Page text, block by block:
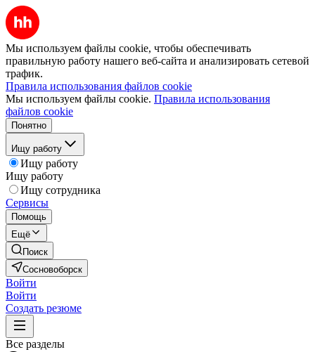
Мы используем файлы cookie, чтобы обеспечивать
правильную работу нашего веб-сайта и анализировать сетевой
трафик.
Правила использования файлов cookie
Мы используем файлы cookie. Правила использования
файлов cookie
Понятно
Ищу работу
Ищу работу
Ищу работу
Ищу сотрудника
Сервисы
Помощь
Ещё
Поиск
Сосновоборск
Войти
Войти
Создать резюме
Все разделы